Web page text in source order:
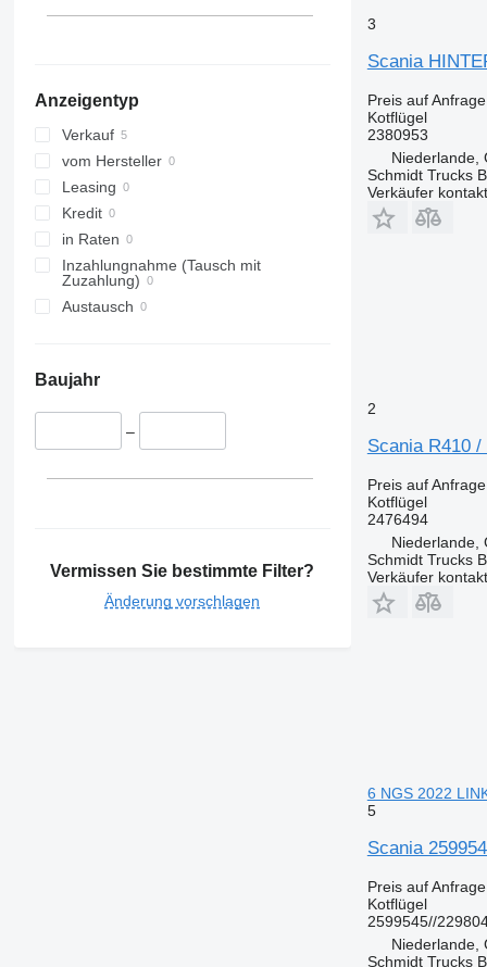
Anzeigentyp
Verkauf
vom Hersteller
Leasing
Kredit
in Raten
Inzahlungnahme (Tausch mit
Zuzahlung)
Austausch
Baujahr
–
Vermissen Sie bestimmte Filter?
Änderung vorschlagen
3
Scania
Preis auf Anfrage
Kotflügel
2380953
Niederlande,
Schmidt Trucks
Verkäufer
2
Scania R410
Preis auf Anfrage
Kotflügel
2476494
Niederlande,
Schmidt Trucks
Verkäufer
6 NGS 2022
5
Scania
Preis auf Anfrage
Kotflügel
2599545//
Niederlande,
Schmidt Trucks